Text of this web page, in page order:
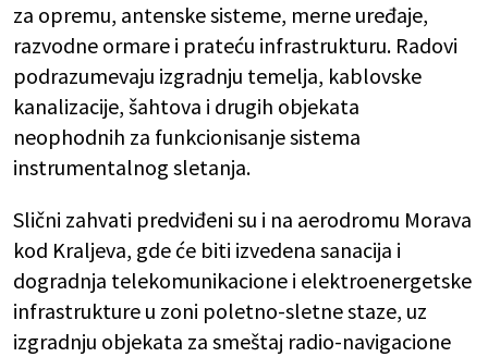
za opremu, antenske sisteme, merne uređaje,
razvodne ormare i prateću infrastrukturu. Radovi
podrazumevaju izgradnju temelja, kablovske
kanalizacije, šahtova i drugih objekata
neophodnih za funkcionisanje sistema
instrumentalnog sletanja.
Slični zahvati predviđeni su i na aerodromu Morava
kod Kraljeva, gde će biti izvedena sanacija i
dogradnja telekomunikacione i elektroenergetske
infrastrukture u zoni poletno-sletne staze, uz
izgradnju objekata za smeštaj radio-navigacione